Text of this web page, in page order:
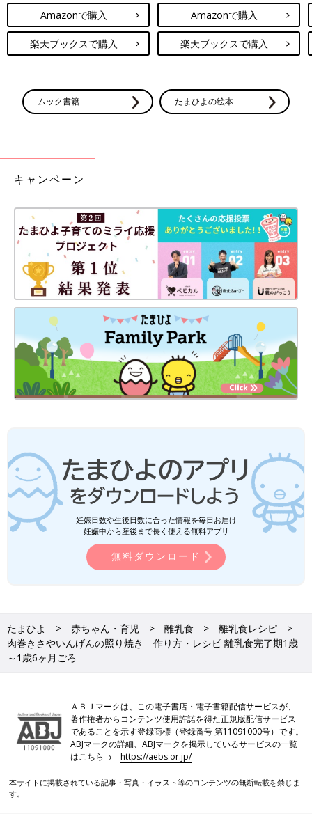
ス たまひよ新百科シリーズ)
Amazonで見る
忙しいママ&パパのためのフリージング離乳食 (ベネッセ・ムッ
ク たまひよブックス)
いつから？進め方は？初期から完了期まで 食材・レシピも動画
で分かる きほんの離乳食
Amazonで購入
楽天ブックスで購入
Amazonで購入
楽天ブックスで購入
ムック書籍 たまひよの絵本
キャンペーン
妊娠日数や生後日数に合った情報を毎日お届け
妊娠中から産後まで長く使える無料アプリ
無料ダウンロード
たまひよ 赤ちゃん・育児 離乳食
離乳食レシピ
肉巻きさやいんげんの照り焼き 作り方・レシピ 離乳食完了期1歳
～1歳6ヶ月ごろ
ＡＢＪマークは、この電子書店・電子書籍配信サービスが、
著作権者からコンテンツ使用許諾を得た正規版配信サービス
であることを示す登録商標（登録番号 第11091000号）です。
ABJマークの詳細、ABJマークを掲示しているサービスの一覧
はこちら→https://aebs.or.jp/
本サイトに掲載されている記事・写真・イラスト等のコンテンツの無断転載を禁じま
す。